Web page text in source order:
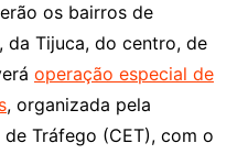
os bairros de
da Tijuca, do centro, de
operação especial de
, organizada pela
Tráfego (CET), com o